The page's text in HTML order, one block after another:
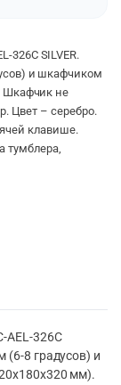
326C SILVER.
и шкафчиком
Шкафчик не
Цвет – серебро.
клавише.
тумблера,
AEL-326C
(6-8 градусов) и
мм).